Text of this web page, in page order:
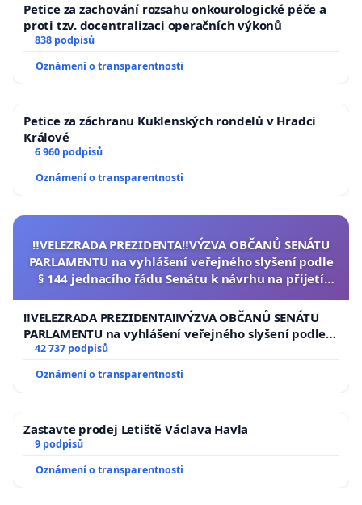
Petice za zachování rozsahu onkourologické péče a
proti tzv. docentralizaci operačních výkonů
838 podpisů
Oznámení o transparentnosti
Petice za záchranu Kuklenských rondelů v Hradci
Králové
6 960 podpisů
Oznámení o transparentnosti
‼️VELEZRADA PREZIDENTA‼️VÝZVA OBČANŮ SENÁTU
PARLAMENTU na vyhlášení veřejného slyšení podle
§ 144 jednacího řádu Senátu k návrhu na přijetí
republiky
‼️VELEZRADA PREZIDENTA‼️VÝZVA OBČANŮ SENÁTU
PARLAMENTU na vyhlášení veřejného slyšení podle §
144 jednacího řádu Senátu k návrhu na přijetí
usnesení k podání ústavní žaloby na prezidenta
republiky
42 737 podpisů
Oznámení o transparentnosti
Zastavte prodej Letiště Václava Havla
9 podpisů
Oznámení o transparentnosti